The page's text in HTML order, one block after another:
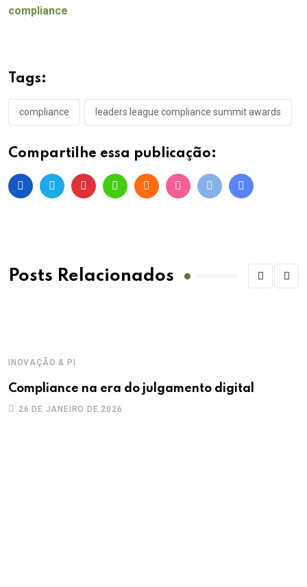
compliance
Tags:
compliance leaders league compliance summit awards
Compartilhe essa publicação:
Posts Relacionados
INOVAÇÃO & PI
Compliance na era do julgamento digital
26 DE JANEIRO DE 2026